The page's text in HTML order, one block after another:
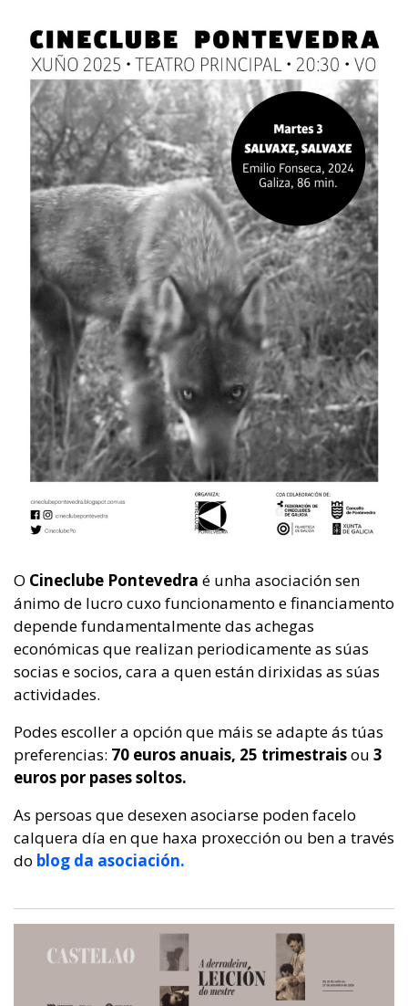
O Cineclube Pontevedra é unha asociación sen
ánimo de lucro cuxo funcionamento e financiamento
depende fundamentalmente das achegas
económicas que realizan periodicamente as súas
socias e socios, cara a quen están dirixidas as súas
actividades.
Podes escoller a opción que máis se adapte ás túas
preferencias: 70 euros anuais, 25 trimestraisou 3
euros por pases soltos.
As persoas que desexen asociarse poden facelo
calquera día en que haxa proxección ou ben a través
do blog da asociación.